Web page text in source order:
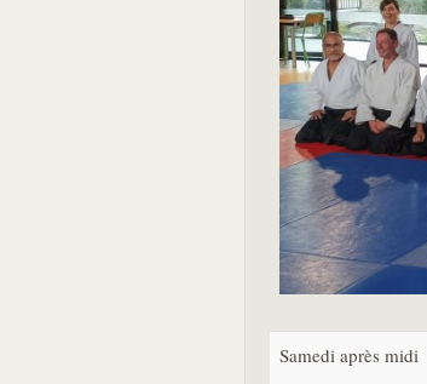
Samedi après midi